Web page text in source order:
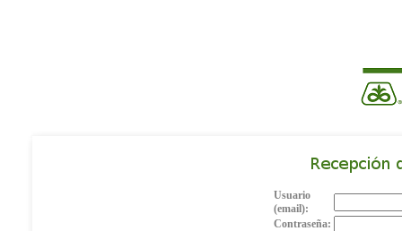
Usuario
(email):
Contraseña: